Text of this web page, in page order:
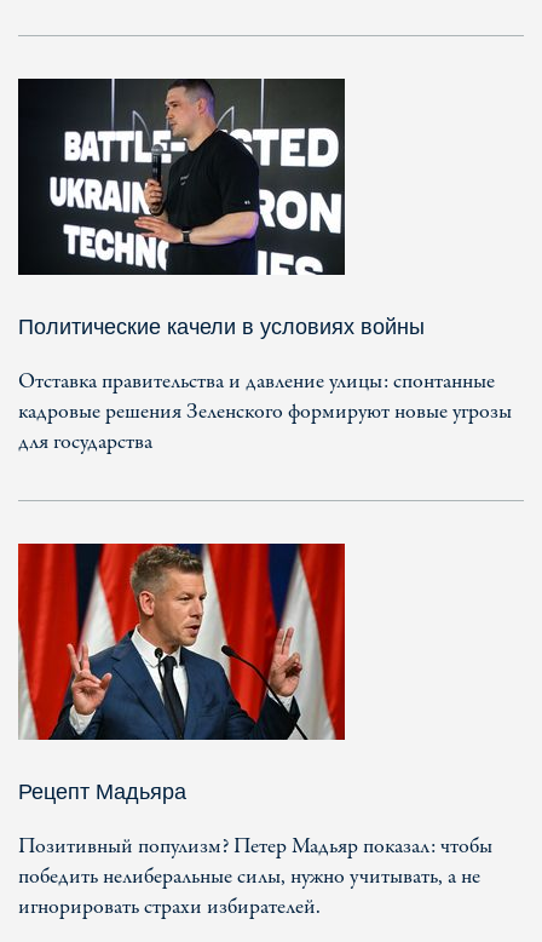
Политические качели в условиях войны
Отставка правительства и давление улицы: спонтанные
кадровые решения Зеленского формируют новые угрозы
для государства
Рецепт Мадьяра
Позитивный популизм? Петер Мадьяр показал: чтобы
победить нелиберальные силы, нужно учитывать, а не
игнорировать страхи избирателей.